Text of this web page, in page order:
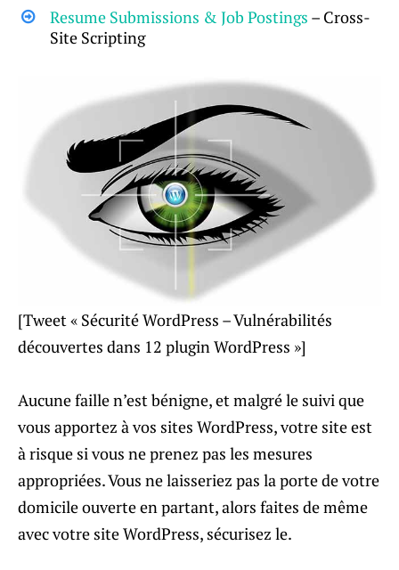
Resume Submissions & Job Postings – Cross-
Site Scripting
[Tweet « Sécurité WordPress – Vulnérabilités
découvertes dans 12 plugin WordPress »]
Aucune faille n’est bénigne, et malgré le suivi que
vous apportez à vos sites WordPress, votre site est
à risque si vous ne prenez pas les mesures
appropriées. Vous ne laisseriez pas la porte de votre
domicile ouverte en partant, alors faites de même
avec votre site WordPress, sécurisez le.